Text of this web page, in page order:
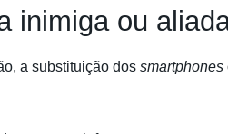
inimiga ou
a substituição dos smartphones